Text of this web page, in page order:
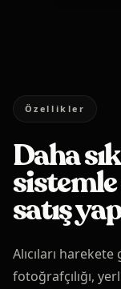
Özellikler
Daha
sistemle
satış
Alıcıları
fotoğrafçılığı,